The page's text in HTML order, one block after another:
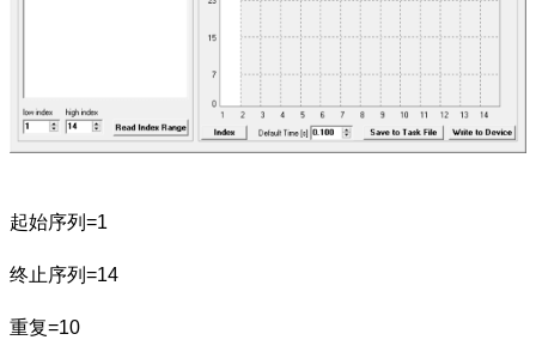
起始序列=1
终止序列=14
重复=10